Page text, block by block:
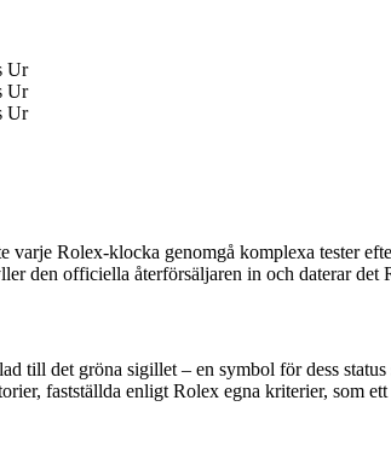
varje Rolex-klocka genomgå komplexa tester
den officiella återförsäljaren in och daterar det
till det gröna sigillet – en symbol för dess
fastställda enligt Rolex egna kriterier, som